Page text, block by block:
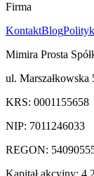
Firma
KontaktBlog
Mimira Prosta
ul. Marszałkowska
KRS: 0001155658
NIP: 7011246033
REGON: